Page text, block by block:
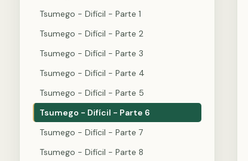
Tsumego - Difícil - Parte 1
Tsumego - Difícil - Parte 2
Tsumego - Difícil - Parte 3
Tsumego - Difícil - Parte 4
Tsumego - Difícil - Parte 5
Tsumego - Difícil - Parte 6
Tsumego - Difícil - Parte 7
Tsumego - Difícil - Parte 8